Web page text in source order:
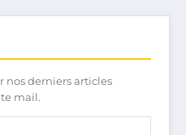
nos derniers articles
mail.